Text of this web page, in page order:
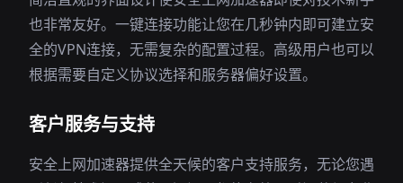
也非常友好。一键连接功能让您在几秒钟内即可建立安
全的VPN连接，无需复杂的配置过程。高级用户也可以
根据需要自定义协议选择和服务器偏好设置。
客户服务与支持
安全上网加速器提供全天候的客户支持服务，无论您遇